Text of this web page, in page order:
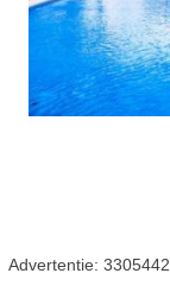
Advertentie: 3305442